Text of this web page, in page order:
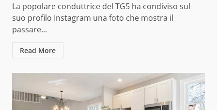
La popolare conduttrice del TG5 ha condiviso sul
suo profilo Instagram una foto che mostra il
passare...
Read More